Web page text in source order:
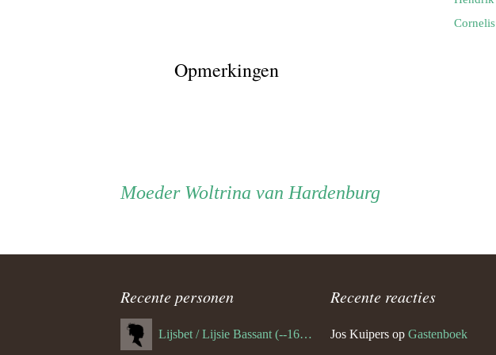
Cornelis
Opmerkingen
Persoon
ouder
navigatie
Moeder Moeder
Woltrina van Hardenburg
Recente personen
Lijsbet / Lijsie Bassant (--1687)
Recente reacties
Jos Kuipers op Gastenboek